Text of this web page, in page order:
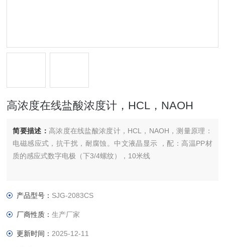
高浓度在线盐酸浓度计，HCL，NAOH
简要描述： 高浓度在线盐酸浓度计，HCL，NAOH，测量原理：
电磁感应式，抗干扰，耐腐蚀。中文液晶显示 ，配：高温PP材
质的感应式数字电极（下3/4螺纹），10米线
产品型号： SJG-2083CS
厂商性质：生产厂家
更新时间： 2025-12-11